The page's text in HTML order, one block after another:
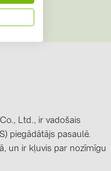
Ltd., ir vadošais
piegādātājs pasaulē.
un ir kļuvis par nozīmīgu